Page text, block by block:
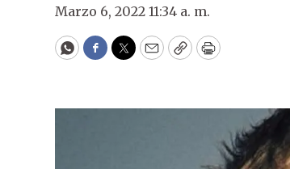
Marzo 6, 2022 11:34 a. m.
WhatsApp
Facebook
Twitter
EmailCopyPrint